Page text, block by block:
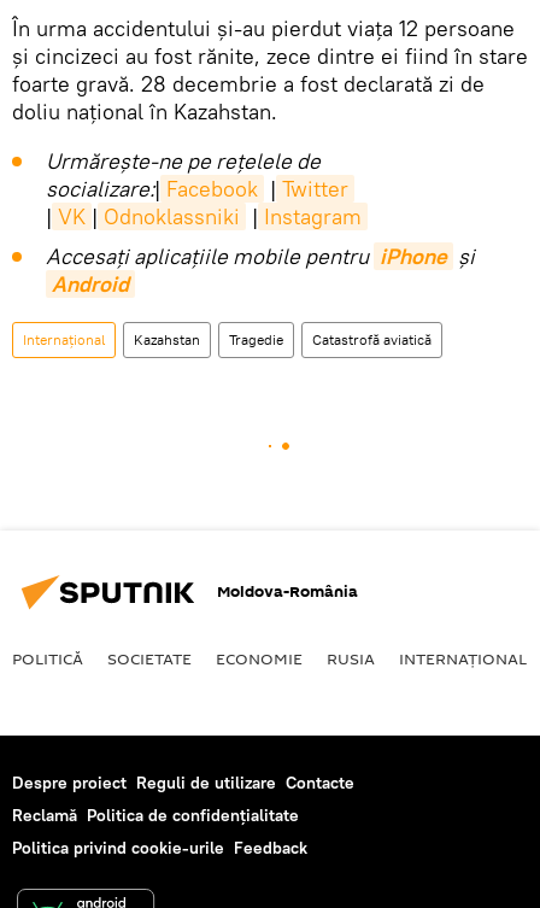
În urma accidentului şi-au pierdut viața 12 persoane
și cincizeci au fost rănite, zece dintre ei fiind în stare
foarte gravă. 28 decembrie a fost declarată zi de
doliu național în Kazahstan.
Urmărește-ne pe rețelele de
socializare:| Facebook | Twitter
| VK | Odnoklassniki | Instagram
Accesaţi aplicaţiile mobile pentru iPhone și
Android
Internaţional Kazahstan Tragedie Catastrofă aviatică
Moldova-România
POLITICĂ SOCIETATE ECONOMIE RUSIA INTERNAŢIONAL
Despre proiect Reguli de utilizare Contacte
Reclamă Politica de confidențialitate
Politica privind cookie-urile Feedback